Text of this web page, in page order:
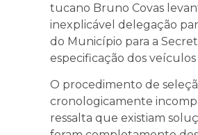
tucano Bruno Covas
inexplicável delegação
do Município para a
especificação dos veículos
O procedimento de
cronologicamente
ressalta que existiam